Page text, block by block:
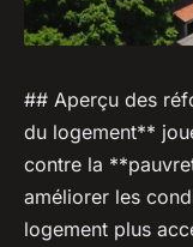
## Aperçu des
du logement**
contre la
améliorer les
logement plus